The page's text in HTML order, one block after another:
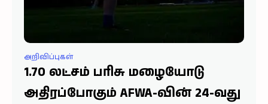
அறிவிப்புகள்
1.70 லட்சம் பரிசு மழையோடு
அதிரப்போகும் AFWA-வின் 24-வது